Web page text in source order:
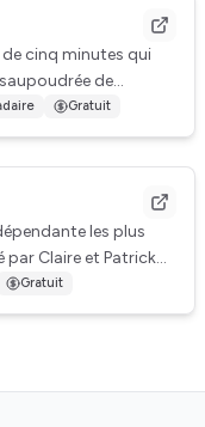
cinq minutes qui
saupoudrée de
Gratuit
les plus
par Claire et Patrick
Gratuit